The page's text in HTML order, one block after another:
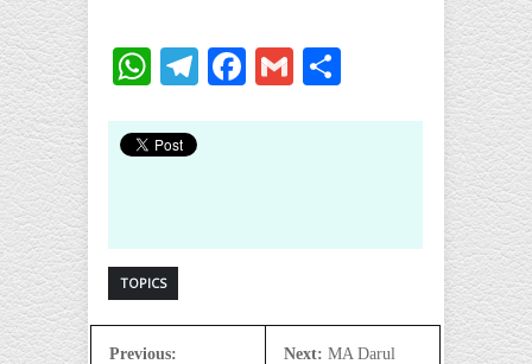
WhatsApp
Telegram
Facebook
Gmail
TOPICS
Previous:
Next: MA Darul